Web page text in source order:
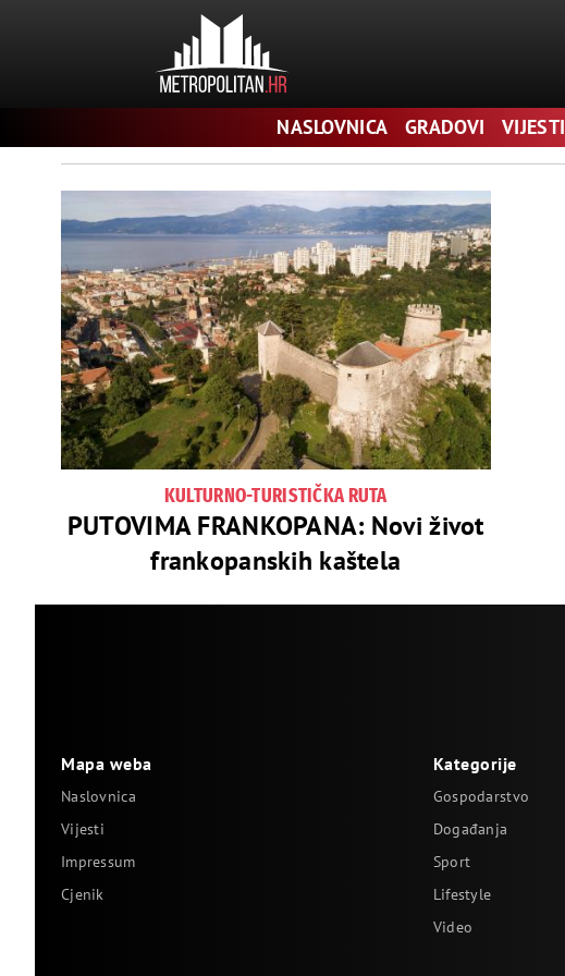
Pretraga
NASLOVNICA GRADOVI VIJESTI
KULTURNO-TURISTIČKA RUTA
PUTOVIMA FRANKOPANA: Novi život
frankopanskih kaštela
Mapa weba
Naslovnica
Vijesti
Impressum
Cjenik
Kategorije
Gospodarstvo
Događanja
Sport
Lifestyle
Video